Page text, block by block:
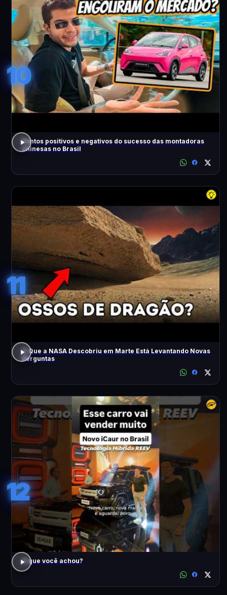
10
Pontos positivos e negativos do sucesso das montadoras
chinesas no Brasil
11
O Que a NASA Descobriu em Marte Está Levantando Novas
Perguntas
12
O que você achou?